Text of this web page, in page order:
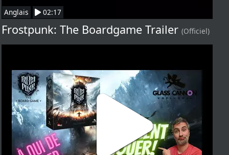
Anglais 02:17
Frostpunk: The Boardgame Trailer (Officiel)